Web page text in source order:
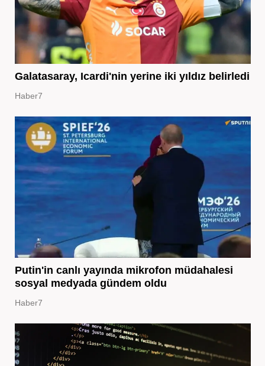
Galatasaray, Icardi'nin yerine iki yıldız belirledi
Haber7
Putin'in canlı yayında mikrofon müdahalesi
sosyal medyada gündem oldu
Haber7